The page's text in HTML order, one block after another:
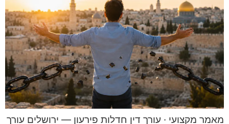
מאמר מקצועי · עורך דין חדלות פירעון — ירושלים עורך